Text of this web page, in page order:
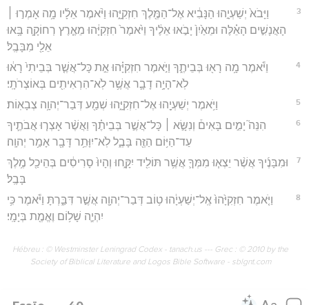
3
וַיָּבֹא֙ יְשַׁעְיָ֣הוּ הַנָּבִ֔יא אֶל־הַמֶּ֖לֶךְ חִזְקִיָּ֑הוּ וַיֹּ֨אמֶר אֵלָ֜יו מָ֥ה אָמְר֣וּ ׀
הָאֲנָשִׁ֣ים הָאֵ֗לֶּה וּמֵאַ֙יִן֙ יָבֹ֣אוּ אֵלֶ֔יךָ וַיֹּ֙אמֶר֙ חִזְקִיָּ֔הוּ מֵאֶ֧רֶץ רְחוֹקָ֛ה בָּ֥אוּ
אֵלַ֖י מִבָּבֶֽל׃
4
וַיֹּ֕אמֶר מָ֥ה רָא֖וּ בְּבֵיתֶ֑ךָ וַיֹּ֣אמֶר חִזְקִיָּ֗הוּ אֵ֣ת כָּל־אֲשֶׁ֤ר בְּבֵיתִי֙ רָא֔וּ
לֹֽא־הָיָ֥ה דָבָ֛ר אֲשֶׁ֥ר לֹֽא־הִרְאִיתִ֖ים בְּאוֹצְרֹתָֽי׃
5 וַיֹּ֥אמֶר יְשַׁעְיָ֖הוּ אֶל־חִזְקִיָּ֑הוּ שְׁמַ֖ע דְּבַר־יְהוָ֥ה צְבָאֽוֹת׃
6
הִנֵּה֮ יָמִ֣ים בָּאִים֒ וְנִשָּׂ֣א ׀ כָּל־אֲשֶׁ֣ר בְּבֵיתֶ֗ךָ וַאֲשֶׁ֨ר אָצְר֧וּ אֲבֹתֶ֛יךָ
עַד־הַיּ֥וֹם הַזֶּ֖ה בָּבֶ֑ל לֹֽא־יִוָּתֵ֥ר דָּבָ֖ר אָמַ֥ר יְהוָֽה׃
7
וּמִבָּנֶ֜יךָ אֲשֶׁ֨ר יֵצְא֧וּ מִמְּךָ֛ אֲשֶׁ֥ר תּוֹלִ֖יד יִקָּ֑חוּ וְהָיוּ֙ סָרִיסִ֔ים בְּהֵיכַ֖ל מֶ֥לֶךְ
בָּבֶֽל׃
8
וַיֹּ֤אמֶר חִזְקִיָּ֙הוּ֙ אֶֽל־יְשַׁעְיָ֔הוּ ט֥וֹב דְּבַר־יְהוָ֖ה אֲשֶׁ֣ר דִּבַּ֑רְתָּ וַיֹּ֕אמֶר כִּ֥י
יִהְיֶ֛ה שָׁל֥וֹם וֶאֱמֶ֖ת בְּיָמָֽי׃
Hébreu : © Westminster Leningrad Codex - tanach.us --- Grec : © 2010 by the
Society of Biblical Literature and Logos Bible Software - sblgnt.com